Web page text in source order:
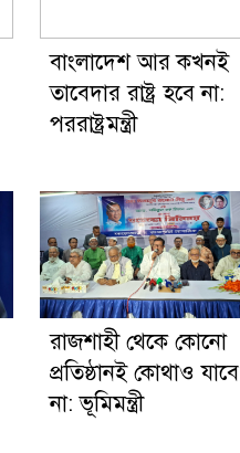
বাংলাদেশ আর কখনই
তাবেদার রাষ্ট্র হবে না:
পররাষ্ট্রমন্ত্রী
রাজশাহী থেকে কোনো
প্রতিষ্ঠানই কোথাও যাবে
না: ভূমিমন্ত্রী